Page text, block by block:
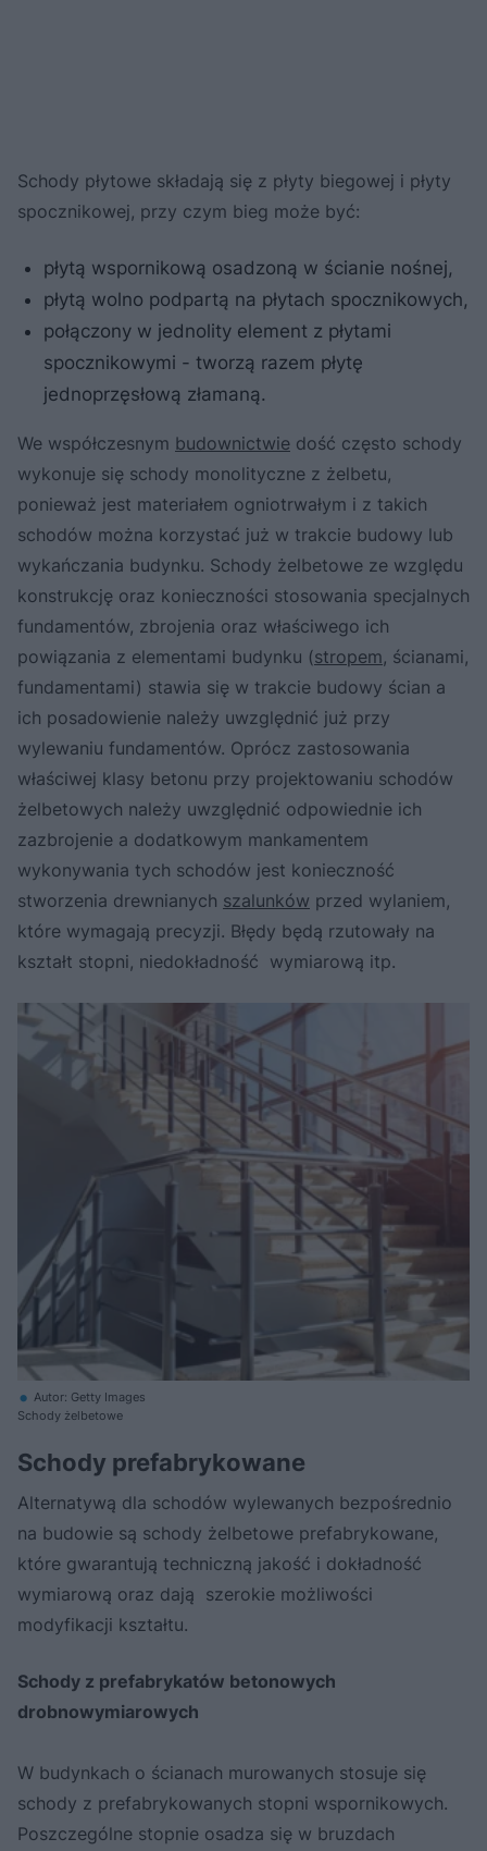
Schody płytowe składają się z płyty biegowej i płyty
spocznikowej, przy czym bieg może być:
płytą wspornikową osadzoną w ścianie nośnej,
płytą wolno podpartą na płytach spocznikowych,
połączony w jednolity element z płytami
spocznikowymi - tworzą razem płytę
jednoprzęsłową złamaną.
We współczesnym budownictwie dość często schody
wykonuje się schody monolityczne z żelbetu,
ponieważ jest materiałem ogniotrwałym i z takich
schodów można korzystać już w trakcie budowy lub
wykańczania budynku. Schody żelbetowe ze względu
konstrukcję oraz konieczności stosowania specjalnych
fundamentów, zbrojenia oraz właściwego ich
powiązania z elementami budynku (stropem, ścianami,
fundamentami) stawia się w trakcie budowy ścian a
ich posadowienie należy uwzględnić już przy
wylewaniu fundamentów. Oprócz zastosowania
właściwej klasy betonu przy projektowaniu schodów
żelbetowych należy uwzględnić odpowiednie ich
zazbrojenie a dodatkowym mankamentem
wykonywania tych schodów jest konieczność
stworzenia drewnianych szalunków przed wylaniem,
które wymagają precyzji. Błędy będą rzutowały na
kształt stopni, niedokładność wymiarową itp.
Autor: Getty Images
Schody żelbetowe
Schody prefabrykowane
Alternatywą dla schodów wylewanych bezpośrednio
na budowie są schody żelbetowe prefabrykowane,
które gwarantują techniczną jakość i dokładność
wymiarową oraz dają szerokie możliwości
modyfikacji kształtu.
Schody z prefabrykatów betonowych
drobnowymiarowych
W budynkach o ścianach murowanych stosuje się
schody z prefabrykowanych stopni wspornikowych.
Poszczególne stopnie osadza się w bruzdach